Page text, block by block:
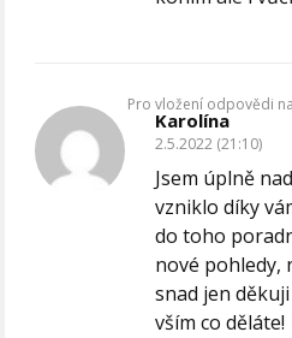
Karolína
2.5.2022 (21:10)
Jsem úplně
vzniklo díky
do toho
nové pohledy,
snad jen
vším co děláte!
Pro vložení odpovědi